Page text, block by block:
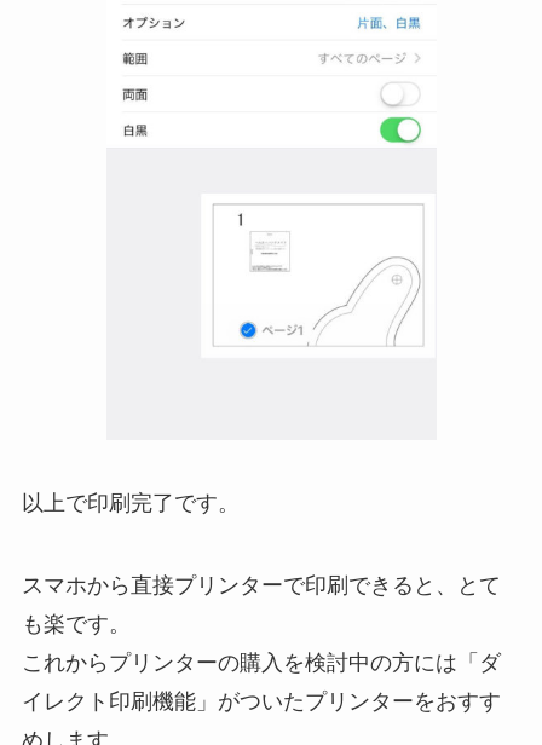
以上で印刷完了です。
スマホから直接プリンターで印刷できると、とて
も楽です。
これからプリンターの購入を検討中の方には「ダ
イレクト印刷機能」がついたプリンターをおすす
めします。